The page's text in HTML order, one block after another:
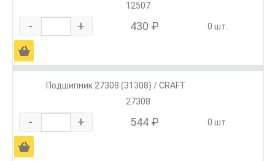
12507
- + 430 ₽ 0 шт.
Ä
Подшипник 27308 (31308) / CRAFT
27308
- + 544 ₽ 0 шт.
Ä